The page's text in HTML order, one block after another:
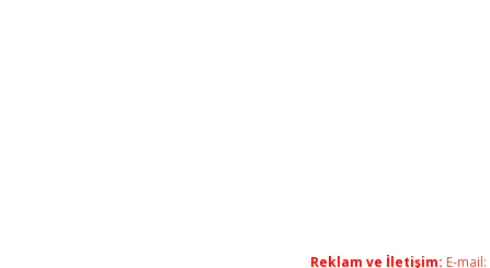
Reklam ve İletişim: E-mail: